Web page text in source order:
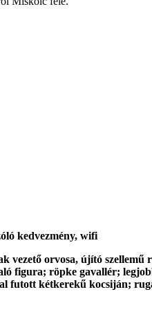
kedvezmény, wifi
orvosa, újító szellemű
figura; röpke gavallér;
futott kétkerekű kocsiján;